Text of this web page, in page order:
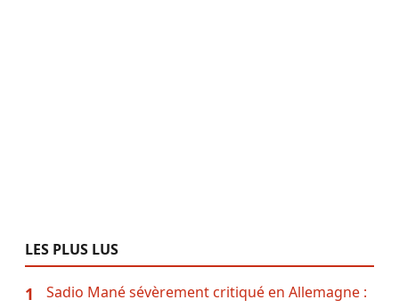
LES PLUS LUS
1
Sadio Mané sévèrement critiqué en Allemagne :